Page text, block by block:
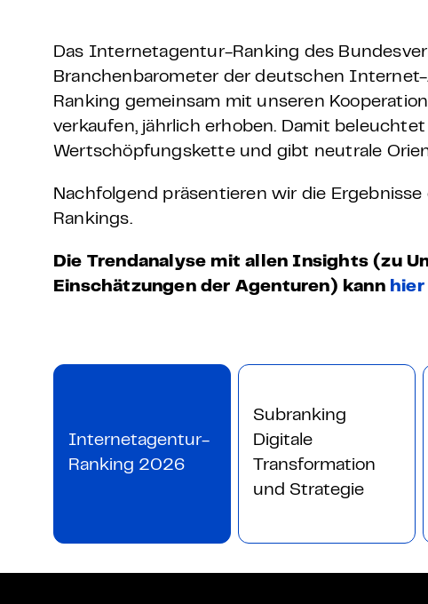
Weitere
Product Design Bootcamp
Das Internetagentur-Ranking des
Branchenbarometer der deutschen
Ranking gemeinsam mit unseren
verkaufen, jährlich erhoben. Damit
Wertschöpfungskette und gibt neutrale
Nachfolgend präsentieren wir die
Rankings.
Die Trendanalyse mit allen Insights (zu
Einschätzungen der Agenturen) kann hier
Internetagentur-
Ranking 2026
Subranking
Digitale
Transformation
und Strategie